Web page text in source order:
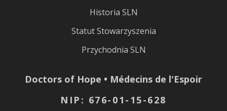
Historia SLN
Statut Stowarzyszenia
Przychodnia SLN
Doctors of Hope • Médecins de l'Espoir
NIP: 676-01-15-628